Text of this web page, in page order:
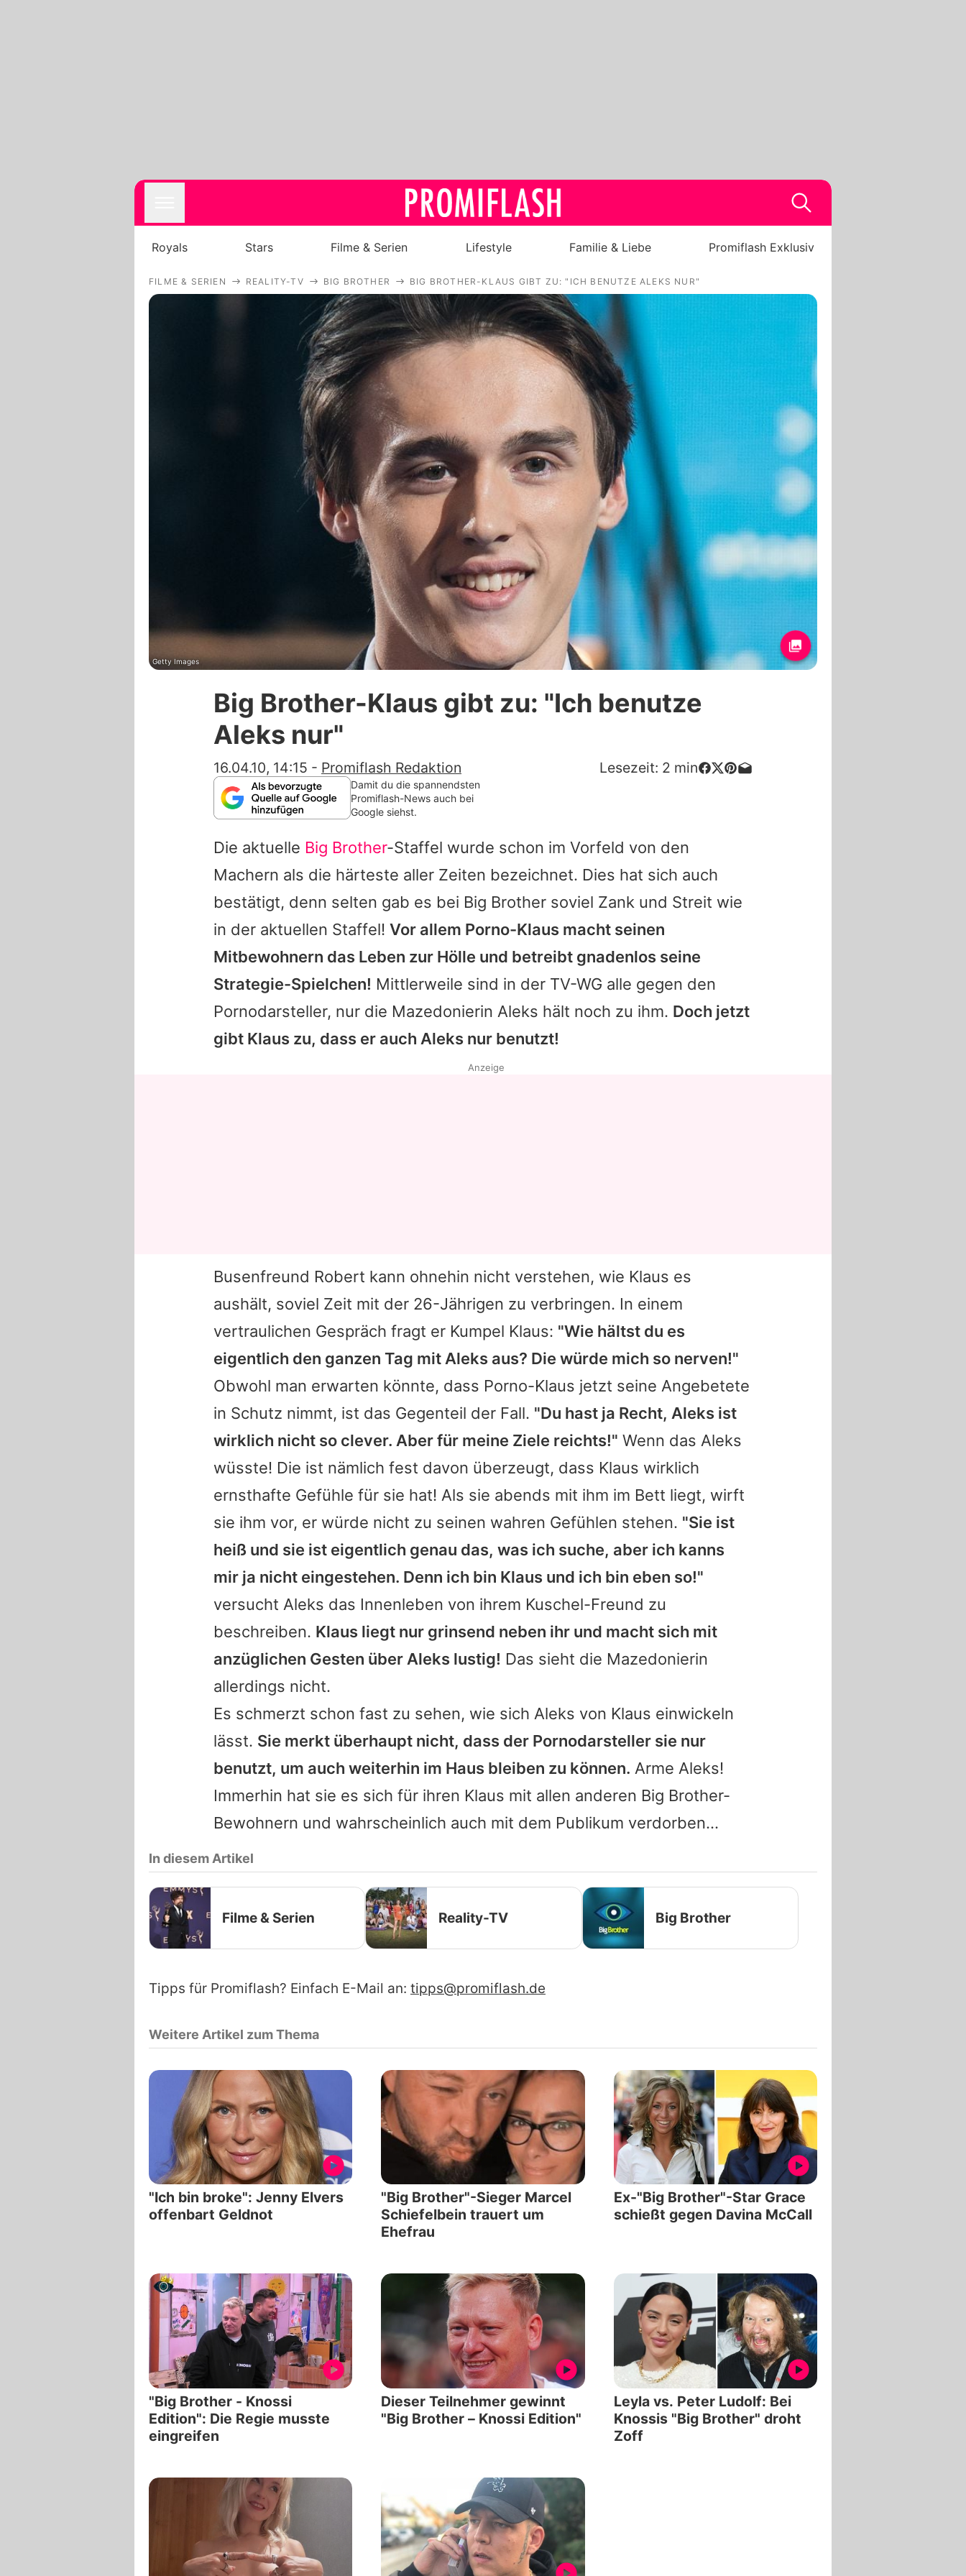
Royals
Stars
Filme & Serien
Lifestyle
Promiflash Exklusiv
Alle Themen auf Promiflash
Jobs
App runterladen
Team
Redaktionelle Richtlinien
Impressum
Datenschutzerklärung
Nutzungsbedingungen
Royals Stars Filme & Serien Lifestyle Familie & Liebe Promiflash Exklusiv
FILME & SERIEN REALITY-TV BIG BROTHER BIG BROTHER-KLAUS GIBT ZU: "ICH BENUTZE ALEKS NUR"
Getty Images
Big Brother-Klaus gibt zu: "Ich benutze
Aleks nur"
16.04.10, 14:15 - Promiflash Redaktion Lesezeit: 2 min
Damit du die spannendsten
Promiflash-News auch bei
Google siehst.
Die aktuelle Big Brother-Staffel wurde schon im Vorfeld von den
Machern als die härteste aller Zeiten bezeichnet. Dies hat sich auch
bestätigt, denn selten gab es bei Big Brother soviel Zank und Streit wie
in der aktuellen Staffel! Vor allem Porno-Klaus macht seinen
Mitbewohnern das Leben zur Hölle und betreibt gnadenlos seine
Strategie-Spielchen! Mittlerweile sind in der TV-WG alle gegen den
Pornodarsteller, nur die Mazedonierin Aleks hält noch zu ihm. Doch jetzt
gibt Klaus zu, dass er auch Aleks nur benutzt!
Busenfreund Robert kann ohnehin nicht verstehen, wie Klaus es
aushält, soviel Zeit mit der 26-Jährigen zu verbringen. In einem
vertraulichen Gespräch fragt er Kumpel Klaus: "Wie hältst du es
eigentlich den ganzen Tag mit Aleks aus? Die würde mich so nerven!"
Obwohl man erwarten könnte, dass Porno-Klaus jetzt seine Angebetete
in Schutz nimmt, ist das Gegenteil der Fall. "Du hast ja Recht, Aleks ist
wirklich nicht so clever. Aber für meine Ziele reichts!" Wenn das Aleks
wüsste! Die ist nämlich fest davon überzeugt, dass Klaus wirklich
ernsthafte Gefühle für sie hat! Als sie abends mit ihm im Bett liegt, wirft
sie ihm vor, er würde nicht zu seinen wahren Gefühlen stehen. "Sie ist
heiß und sie ist eigentlich genau das, was ich suche, aber ich kanns
mir ja nicht eingestehen. Denn ich bin Klaus und ich bin eben so!"
versucht Aleks das Innenleben von ihrem Kuschel-Freund zu
beschreiben. Klaus liegt nur grinsend neben ihr und macht sich mit
anzüglichen Gesten über Aleks lustig! Das sieht die Mazedonierin
allerdings nicht.
Es schmerzt schon fast zu sehen, wie sich Aleks von Klaus einwickeln
lässt. Sie merkt überhaupt nicht, dass der Pornodarsteller sie nur
benutzt, um auch weiterhin im Haus bleiben zu können. Arme Aleks!
Immerhin hat sie es sich für ihren Klaus mit allen anderen Big Brother-
Bewohnern und wahrscheinlich auch mit dem Publikum verdorben...
Anzeige
In diesem Artikel
Filme & Serien Reality-TV Big Brother
Tipps für Promiflash? Einfach E-Mail an: tipps@promiflash.de
Weitere Artikel zum Thema
"Ich bin broke": Jenny Elvers
offenbart Geldnot
"Big Brother"-Sieger Marcel
Schiefelbein trauert um
Ehefrau
Ex-"Big Brother"-Star Grace
schießt gegen Davina McCall
"Big Brother - Knossi
Edition": Die Regie musste
eingreifen
Dieser Teilnehmer gewinnt
"Big Brother – Knossi Edition"
Leyla vs. Peter Ludolf: Bei
Knossis "Big Brother" droht
Zoff